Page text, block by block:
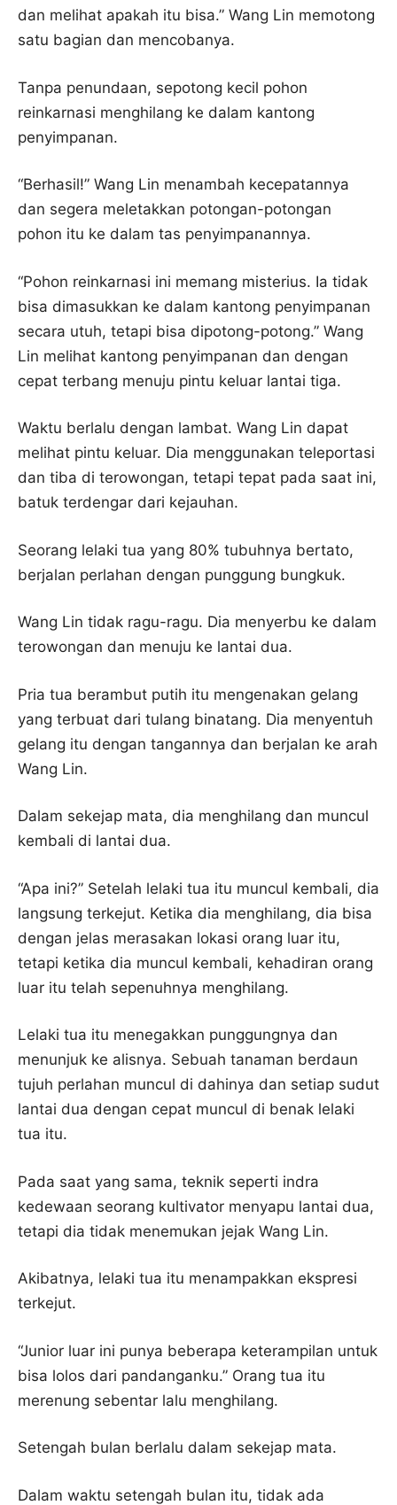
dan melihat apakah itu bisa.” Wang Lin memotong
satu bagian dan mencobanya.
Tanpa penundaan, sepotong kecil pohon
reinkarnasi menghilang ke dalam kantong
penyimpanan.
“Berhasil!” Wang Lin menambah kecepatannya
dan segera meletakkan potongan-potongan
pohon itu ke dalam tas penyimpanannya.
“Pohon reinkarnasi ini memang misterius. Ia tidak
bisa dimasukkan ke dalam kantong penyimpanan
secara utuh, tetapi bisa dipotong-potong.” Wang
Lin melihat kantong penyimpanan dan dengan
cepat terbang menuju pintu keluar lantai tiga.
Waktu berlalu dengan lambat. Wang Lin dapat
melihat pintu keluar. Dia menggunakan teleportasi
dan tiba di terowongan, tetapi tepat pada saat ini,
batuk terdengar dari kejauhan.
Seorang lelaki tua yang 80% tubuhnya bertato,
berjalan perlahan dengan punggung bungkuk.
Wang Lin tidak ragu-ragu. Dia menyerbu ke dalam
terowongan dan menuju ke lantai dua.
Pria tua berambut putih itu mengenakan gelang
yang terbuat dari tulang binatang. Dia menyentuh
gelang itu dengan tangannya dan berjalan ke arah
Wang Lin.
Dalam sekejap mata, dia menghilang dan muncul
kembali di lantai dua.
“Apa ini?” Setelah lelaki tua itu muncul kembali, dia
langsung terkejut. Ketika dia menghilang, dia bisa
dengan jelas merasakan lokasi orang luar itu,
tetapi ketika dia muncul kembali, kehadiran orang
luar itu telah sepenuhnya menghilang.
Lelaki tua itu menegakkan punggungnya dan
menunjuk ke alisnya. Sebuah tanaman berdaun
tujuh perlahan muncul di dahinya dan setiap sudut
lantai dua dengan cepat muncul di benak lelaki
tua itu.
Pada saat yang sama, teknik seperti indra
kedewaan seorang kultivator menyapu lantai dua,
tetapi dia tidak menemukan jejak Wang Lin.
Akibatnya, lelaki tua itu menampakkan ekspresi
terkejut.
“Junior luar ini punya beberapa keterampilan untuk
bisa lolos dari pandanganku.” Orang tua itu
merenung sebentar lalu menghilang.
Setengah bulan berlalu dalam sekejap mata.
Dalam waktu setengah bulan itu, tidak ada